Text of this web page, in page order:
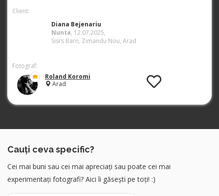
Client:
Diana Bejenariu
Nunta, 12.07.2025,
Sisi’s Barn, Zimandu Nou, Arad
Fotograf:
Roland Koromi
Arad
Cauți ceva specific?
Cei mai buni sau cei mai apreciați sau poate cei mai
experimentați fotografi? Aici îi găsești pe toți! :)